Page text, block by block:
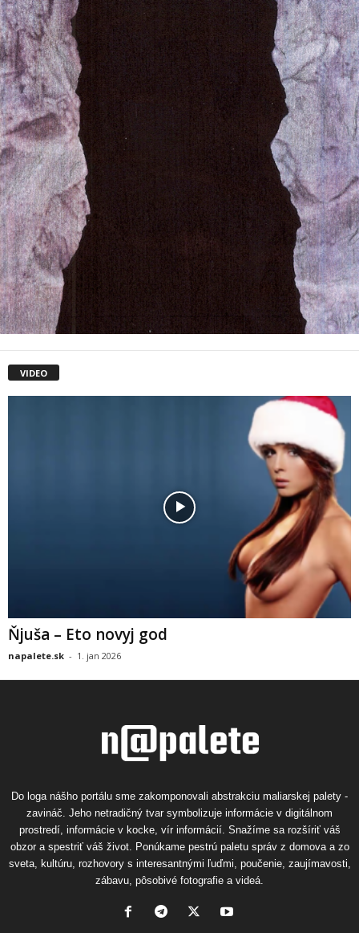
VIDEO
Ňjuša – Eto novyj god
napalete.sk - 1. jan 2026
Do loga nášho portálu sme zakomponovali abstrakciu maliarskej palety -
zavináč. Jeho netradičný tvar symbolizuje informácie v digitálnom
prostredí, informácie v kocke, vír informácií. Snažíme sa rozšíriť váš
obzor a spestriť váš život. Ponúkame pestrú paletu správ z domova a zo
sveta, kultúru, rozhovory s interesantnými ľuďmi, poučenie, zaujímavosti,
zábavu, pôsobivé fotografie a videá.